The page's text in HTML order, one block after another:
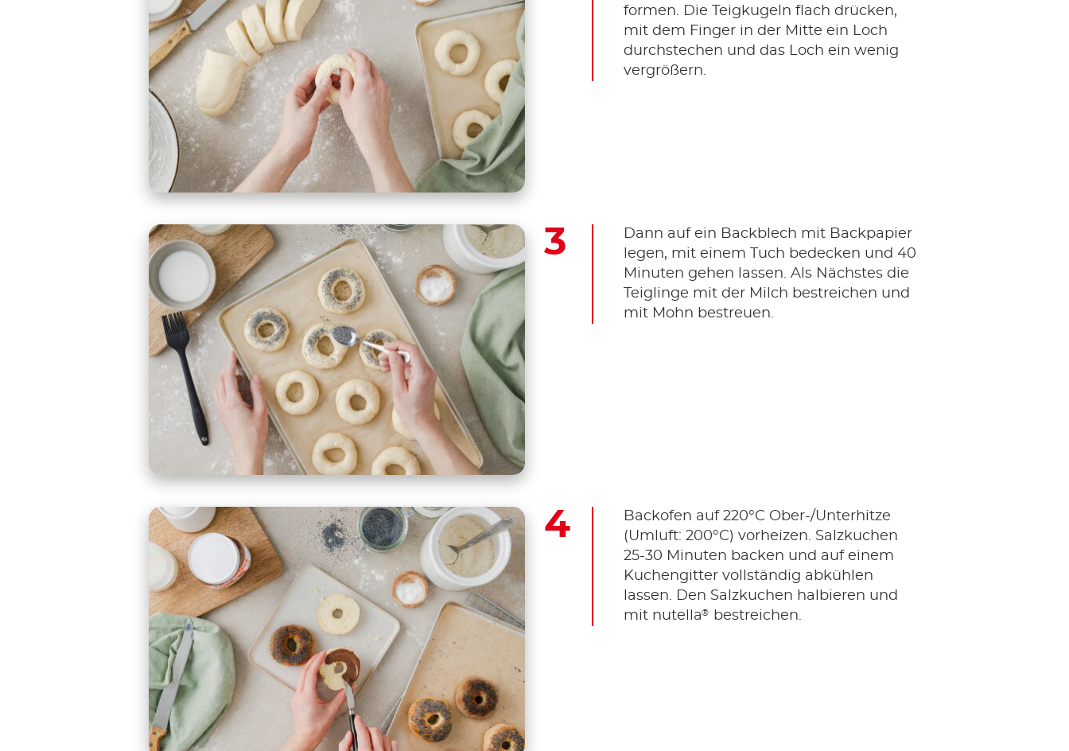
formen. Die Teigkugeln flach drücken,
mit dem Finger in der Mitte ein Loch
durchstechen und das Loch ein wenig
vergrößern.
Dann auf ein Backblech mit Backpapier
legen, mit einem Tuch bedecken und 40
Minuten gehen lassen. Als Nächstes die
Teiglinge mit der Milch bestreichen und
mit Mohn bestreuen.
Backofen auf 220°C Ober-/Unterhitze
(Umluft: 200°C) vorheizen. Salzkuchen
25-30 Minuten backen und auf einem
Kuchengitter vollständig abkühlen
lassen. Den Salzkuchen halbieren und
mit nutella® bestreichen.